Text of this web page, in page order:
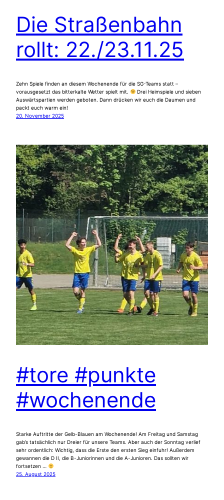
Die Straßenbahn
rollt: 22./23.11.25
Zehn Spiele finden an diesem Wochenende für die SG-Teams statt –
vorausgesetzt das bitterkalte Wetter spielt mit.
Drei Heimspiele und sieben
Auswärtspartien werden geboten. Dann drücken wir euch die Daumen und
packt euch warm ein!
20. November 2025
#tore #punkte
#wochenende
Starke Auftritte der Gelb-Blauen am Wochenende! Am Freitag und Samstag
gab’s tatsächlich nur Dreier für unsere Teams. Aber auch der Sonntag verlief
sehr ordentlich: Wichtig, dass die Erste den ersten Sieg einfuhr! Außerdem
gewannen die D II, die B-Juniorinnen und die A-Junioren. Das sollten wir
fortsetzen …
25. August 2025